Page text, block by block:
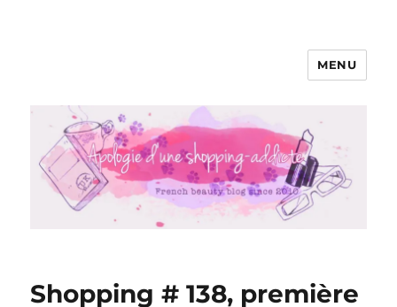
Apologie d'une Shopping-addicte
MENU
Shopping # 138, première